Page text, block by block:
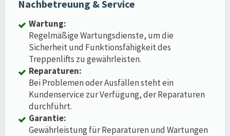
Nachbetreuung & Service
Wartung:
Regelmäßige Wartungsdienste, um die
Sicherheit und Funktionsfähigkeit des
Treppenlifts zu gewährleisten.
Reparaturen:
Bei Problemen oder Ausfällen steht ein
Kundenservice zur Verfügung, der Reparaturen
durchführt.
Garantie:
Gewährleistung für Reparaturen und Wartungen